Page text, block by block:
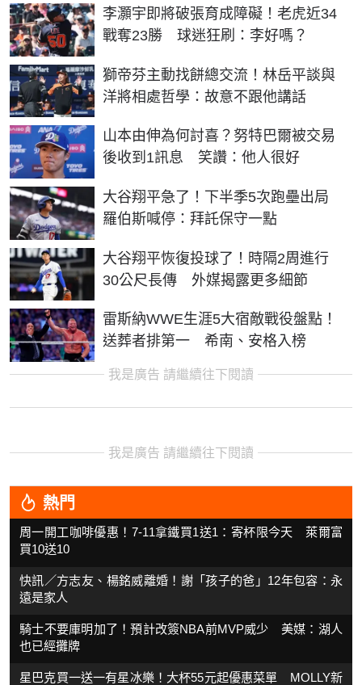
李灝宇即將破張育成障礙！老虎近34
戰奪23勝 球迷狂刷：李好嗎？
獅帝芬主動找餅總交流！林岳平談與
洋將相處哲學：故意不跟他講話
山本由伸為何討喜？努特巴爾被交易
後收到1訊息 笑讚：他人很好
大谷翔平急了！下半季5次跑壘出局
羅伯斯喊停：拜託保守一點
大谷翔平恢復投球了！時隔2周進行
30公尺長傳 外媒揭露更多細節
雷斯納WWE生涯5大宿敵戰役盤點！
送葬者排第一 希南、安格入榜
我是廣告 請繼續往下閱讀
我是廣告 請繼續往下閱讀
熱門
周一開工咖啡優惠！7-11拿鐵買1送1：寄杯限今天 萊爾富
買10送10
快訊／方志友、楊銘威離婚！謝「孩子的爸」12年包容：永
遠是家人
騎士不要庫明加了！預計改簽NBA前MVP威少 美媒：湖人
也已經攤牌
星巴克買一送一有星冰樂！大杯55元起優惠菜單 MOLLY新